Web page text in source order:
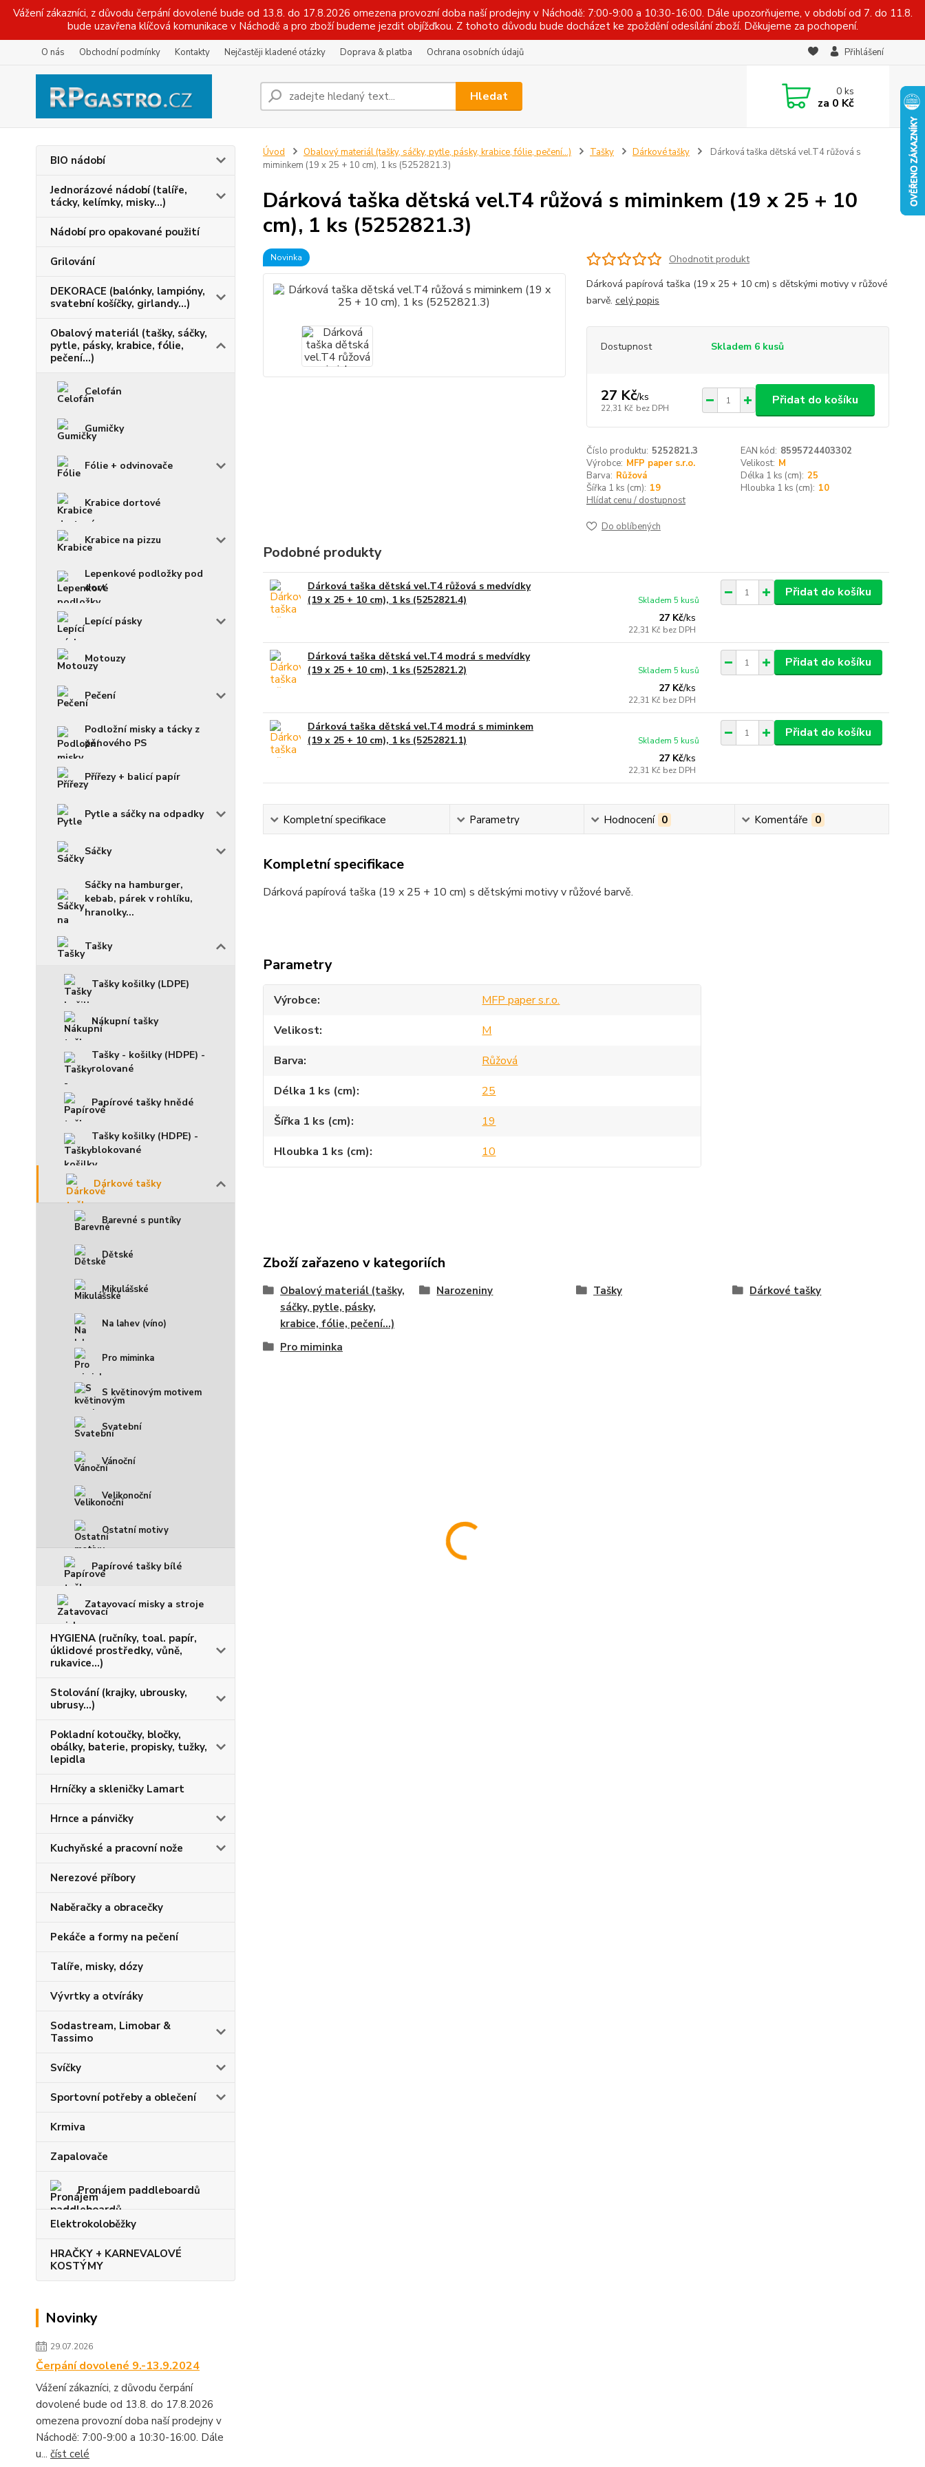
Vážení zákazníci, z důvodu čerpání dovolené bude od 13.8. do 17.8.2026 omezena provozní doba naší prodejny v Náchodě: 7:00-9:00 a 10:30-16:00. Dále upozorňujeme, v období od 7. do 11.8.
bude uzavřena klíčová komunikace v Náchodě a pro zboží budeme jezdit objížďkou. Z tohoto důvodu bude docházet ke zpoždění odesílání zboží. Děkujeme za pochopení.
O nás Obchodní podmínky Kontakty Nejčastěji kladené otázky Doprava & platba Ochrana osobních údajů Přihlášení
Hledat 0ks
za 0 Kč
BIO nádobí
Jednorázové nádobí (talíře,
tácky, kelímky, misky...)
Nádobí pro opakované použití
Grilování
DEKORACE (balónky, lampióny,
svatební košíčky, girlandy...)
Obalový materiál (tašky, sáčky,
pytle, pásky, krabice, fólie,
pečení...)
Celofán
Gumičky
Fólie + odvinovače
Krabice dortové
Krabice na pizzu
Lepenkové podložky pod
dort
Lepící pásky
Motouzy
Pečení
Podložní misky a tácky z
pěnového PS
Přířezy + balicí papír
Pytle a sáčky na odpadky
Sáčky
Sáčky na hamburger,
kebab, párek v rohlíku,
hranolky...
Tašky
Tašky košilky (LDPE)
Nákupní tašky
Tašky - košilky (HDPE) -
rolované
Papírové tašky hnědé
Tašky košilky (HDPE) -
blokované
Dárkové tašky
Barevné s puntíky
Dětské
Mikulášské
Na lahev (víno)
Pro miminka
S květinovým motivem
Svatební
Vánoční
Velikonoční
Ostatní motivy
Papírové tašky bílé
Zatavovací misky a stroje
HYGIENA (ručníky, toal. papír,
úklidové prostředky, vůně,
rukavice...)
Stolování (krajky, ubrousky,
ubrusy...)
Pokladní kotoučky, bločky,
obálky, baterie, propisky, tužky,
lepidla
Hrníčky a skleničky Lamart
Hrnce a pánvičky
Kuchyňské a pracovní nože
Nerezové příbory
Naběračky a obracečky
Pekáče a formy na pečení
Talíře, misky, dózy
Vývrtky a otvíráky
Sodastream, Limobar &
Tassimo
Svíčky
Sportovní potřeby a oblečení
Krmiva
Zapalovače
Pronájem paddleboardů
Elektrokoloběžky
HRAČKY + KARNEVALOVÉ
KOSTÝMY
Novinky
29.07.2026
Čerpání dovolené 9.-13.9.2024
Vážení zákazníci, z důvodu čerpání
dovolené bude od 13.8. do 17.8.2026
omezena provozní doba naší prodejny v
Náchodě: 7:00-9:00 a 10:30-16:00. Dále
u... číst celé
Úvod Obalový materiál (tašky, sáčky, pytle, pásky, krabice, fólie, pečení...) Tašky Dárkové tašky
Dárková taška dětská vel.T4 růžová s
miminkem (19 x 25 + 10 cm), 1 ks (5252821.3)
Dárková taška dětská vel.T4 růžová s miminkem (19 x 25 + 10
cm), 1 ks (5252821.3)
Novinka
Ohodnotit produkt
Dárková papírová taška (19 x 25 + 10 cm) s dětskými motivy v růžové
barvě. celý popis
Dostupnost Skladem 6 kusů
27 Kč/ks
22,31 Kč bez DPH
Přidat do košíku
Číslo produktu: 5252821.3 EAN kód: 8595724403302
Výrobce: MFP paper s.r.o. Velikost: M
Barva: Růžová Délka 1 ks (cm): 25
Šířka 1 ks (cm): 19 Hloubka 1 ks (cm): 10
Hlídat cenu / dostupnost
Do oblíbených
Podobné produkty
Dárková taška dětská vel.T4 růžová s medvídky
(19 x 25 + 10 cm), 1 ks (5252821.4)
27 Kč/ks
22,31 Kč bez DPH
Skladem 5 kusů
Přidat do košíku
Dárková taška dětská vel.T4 modrá s medvídky
(19 x 25 + 10 cm), 1 ks (5252821.2)
27 Kč/ks
22,31 Kč bez DPH
Skladem 5 kusů
Přidat do košíku
Dárková taška dětská vel.T4 modrá s miminkem
(19 x 25 + 10 cm), 1 ks (5252821.1)
27 Kč/ks
22,31 Kč bez DPH
Skladem 5 kusů
Přidat do košíku
Kompletní specifikace Parametry Hodnocení 0 Komentáře 0
Kompletní specifikace
Dárková papírová taška (19 x 25 + 10 cm) s dětskými motivy v růžové barvě.
Parametry
Výrobce
MFP paper s.r.o.
Velikost
M
Barva
Růžová
Délka 1 ks (cm)
25
Šířka 1 ks (cm)
19
Hloubka 1 ks (cm)
10
Zboží zařazeno v kategoriích
Obalový materiál (tašky,
sáčky, pytle, pásky,
krabice, fólie, pečení...)
Narozeniny Tašky Dárkové tašky
Pro miminka